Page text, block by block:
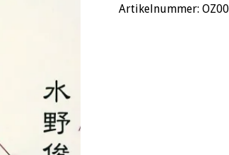
Mizuno
Artikelnummer: